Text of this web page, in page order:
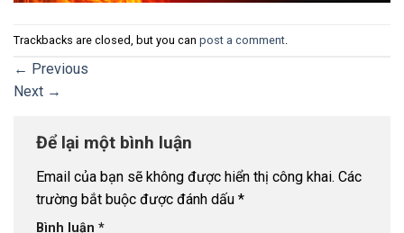
Trackbacks are closed, but you can post a comment
← Previous
Next →
Để lại một bình luận
Email của bạn sẽ không được hiển thị công khai. Các
trường bắt buộc được đánh dấu *
Bình luận *